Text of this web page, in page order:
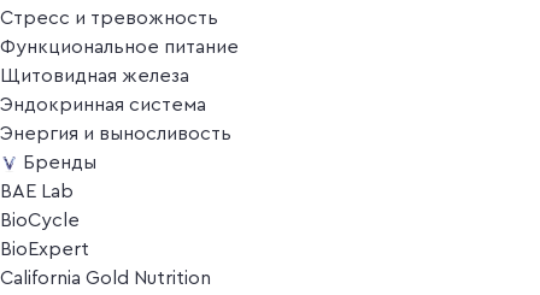
Стресс и тревожность
Функциональное питание
Щитовидная железа
Эндокринная система
Энергия и выносливость
Бренды
BAE Lab
BioCycle
BioExpert
California Gold Nutrition